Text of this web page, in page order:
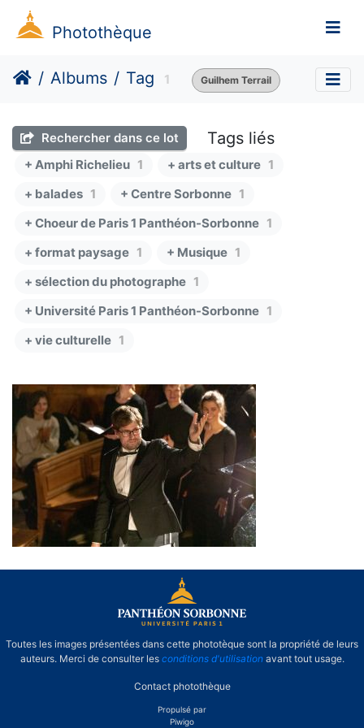
Photothèque
Albums Tag 1 Guilhem Terrail
Rechercher dans ce lot Tags liés
+ Amphi Richelieu 1 + arts et culture 1
+ balades 1 + Centre Sorbonne 1
+ Choeur de Paris 1 Panthéon-Sorbonne 1
+ format paysage 1 + Musique 1
+ sélection du photographe 1
+ Université Paris 1 Panthéon-Sorbonne 1
+ vie culturelle 1
Concert "Solstice" du Chœur de Paris
1 Panthéon-Sorbonne
Propulsé par
Piwigo
Toutes les images présentées dans cette phototèque sont la propriété de leurs
auteurs. Merci de consulter les conditions d'utilisationavant tout usage.
Contact photothèque